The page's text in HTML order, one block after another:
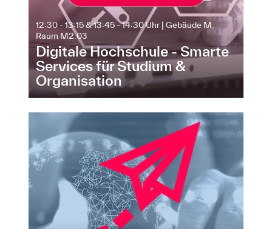
12:30 - 13:15 & 13:45 - 14:30 Uhr | Gebäude M,
Raum M2.03
Digitale Hochschule - Smarte
Services für Studium &
Organisation